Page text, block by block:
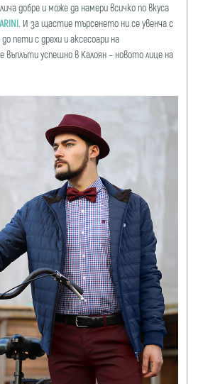
добре и може да намери всичко по вкуса
. И за щастие търсенето ни се увенча с
пети с дрехи и аксесоари на
въплъти успешно в Калоян – новото лице на